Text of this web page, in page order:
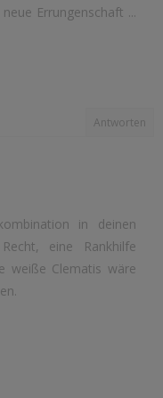
Errungenschaft ...
Antworten
in deinen
eine Rankhilfe
weiße Clematis wäre